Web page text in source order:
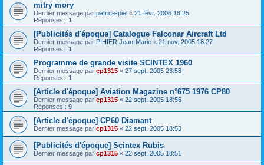
mitry mory
Dernier message par patrice-piel « 21 févr. 2006 18:25
Réponses : 1
[Publicités d'époque] Catalogue Falconar Aircraft Ltd
Dernier message par PIHIER Jean-Marie « 21 nov. 2005 18:27
Réponses : 1
Programme de grande visite SCINTEX 1960
Dernier message par cp1315 « 27 sept. 2005 23:58
Réponses : 1
[Article d'époque] Aviation Magazine n°675 1976 CP80
Dernier message par cp1315 « 22 sept. 2005 18:56
Réponses : 9
[Article d'époque] CP60 Diamant
Dernier message par cp1315 « 22 sept. 2005 18:53
[Publicités d'époque] Scintex Rubis
Dernier message par cp1315 « 22 sept. 2005 18:51